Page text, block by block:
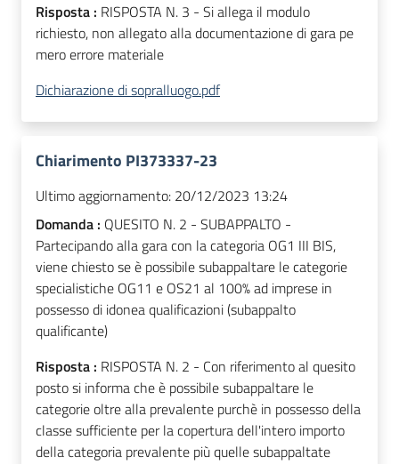
Risposta : RISPOSTA N. 3 - Si allega il modulo
richiesto, non allegato alla documentazione di gara pe
mero errore materiale
Dichiarazione di sopralluogo.pdf
Chiarimento PI373337-23
Ultimo aggiornamento: 20/12/2023 13:24
Domanda : QUESITO N. 2 - SUBAPPALTO -
Partecipando alla gara con la categoria OG1 III BIS,
viene chiesto se è possibile subappaltare le categorie
specialistiche OG11 e OS21 al 100% ad imprese in
possesso di idonea qualificazioni (subappalto
qualificante)
Risposta : RISPOSTA N. 2 - Con riferimento al quesito
posto si informa che è possibile subappaltare le
categorie oltre alla prevalente purchè in possesso della
classe sufficiente per la copertura dell'intero importo
della categoria prevalente più quelle subappaltate